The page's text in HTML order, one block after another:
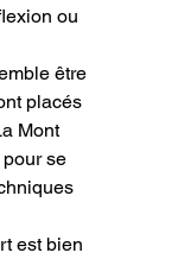
ou
être
placés
Mont
se
est bien